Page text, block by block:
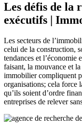
Les défis de la
exécutifs |
Les secteurs de
celui de la construction,
tendances et l’économie
faisant, la mouvance et
immobilier compliquent
organisations; cela force
qu’ils soient d’ordre
entreprises de relever